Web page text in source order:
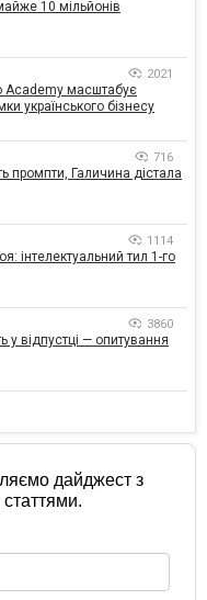
10 мільйонів
2021
Academy масштабує
українського бізнесу
716
промпти, Галичина дістала
1114
інтелектуальний тил 1-го
3860
у відпустці — опитування
дайджест з